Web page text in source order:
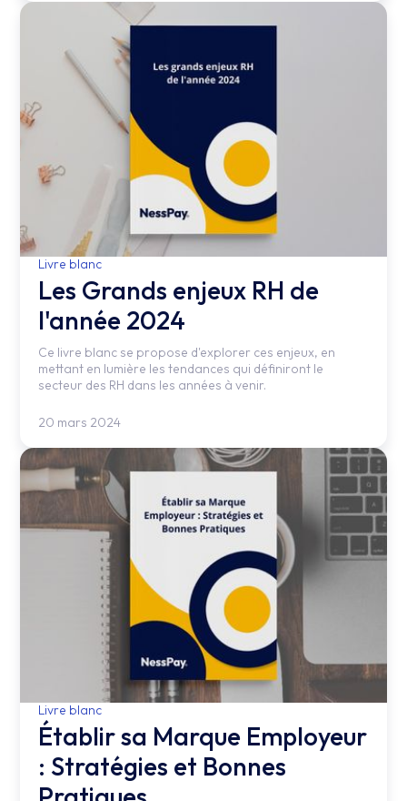
Livre blanc
Les Grands enjeux RH de
l'année 2024
Ce livre blanc se propose d'explorer ces enjeux, en
mettant en lumière les tendances qui définiront le
secteur des RH dans les années à venir.
20 mars 2024
Livre blanc
Établir sa Marque Employeur
: Stratégies et Bonnes